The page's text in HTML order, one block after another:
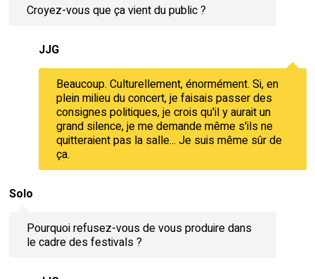
Croyez-vous que ça vient du public ?
JJG
Beaucoup. Culturellement, énormément. Si, en
plein milieu du concert, je faisais passer des
consignes politiques, je crois qu'il y aurait un
grand silence, je me demande même s'ils ne
quitteraient pas la salle... Je suis même sûr de
ça.
Solo
Pourquoi refusez-vous de vous produire dans
le cadre des festivals ?